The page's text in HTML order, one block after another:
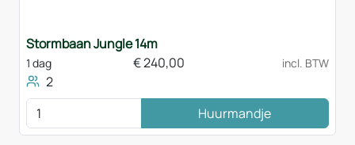
Stormbaan Jungle 14m
1 dag €240,00 incl. BTW
2
Huurmandje